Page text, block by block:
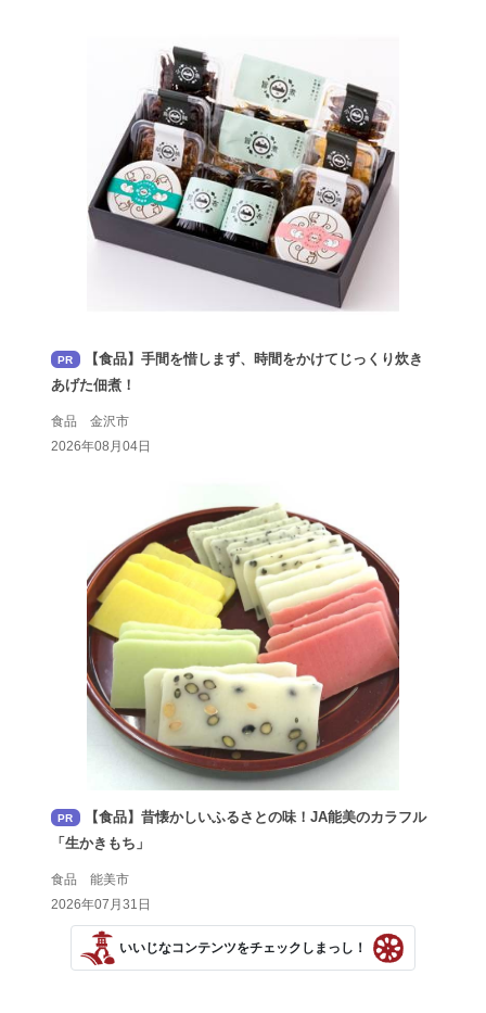
PR
【食品】手間を惜しまず、時間をかけてじっくり炊き
あげた佃煮！
食品 金沢市
2026年08月04日
PR
【食品】昔懐かしいふるさとの味！JA能美のカラフル
「生かきもち」
食品 能美市
2026年07月31日
いいじなコンテンツをチェックしまっし！